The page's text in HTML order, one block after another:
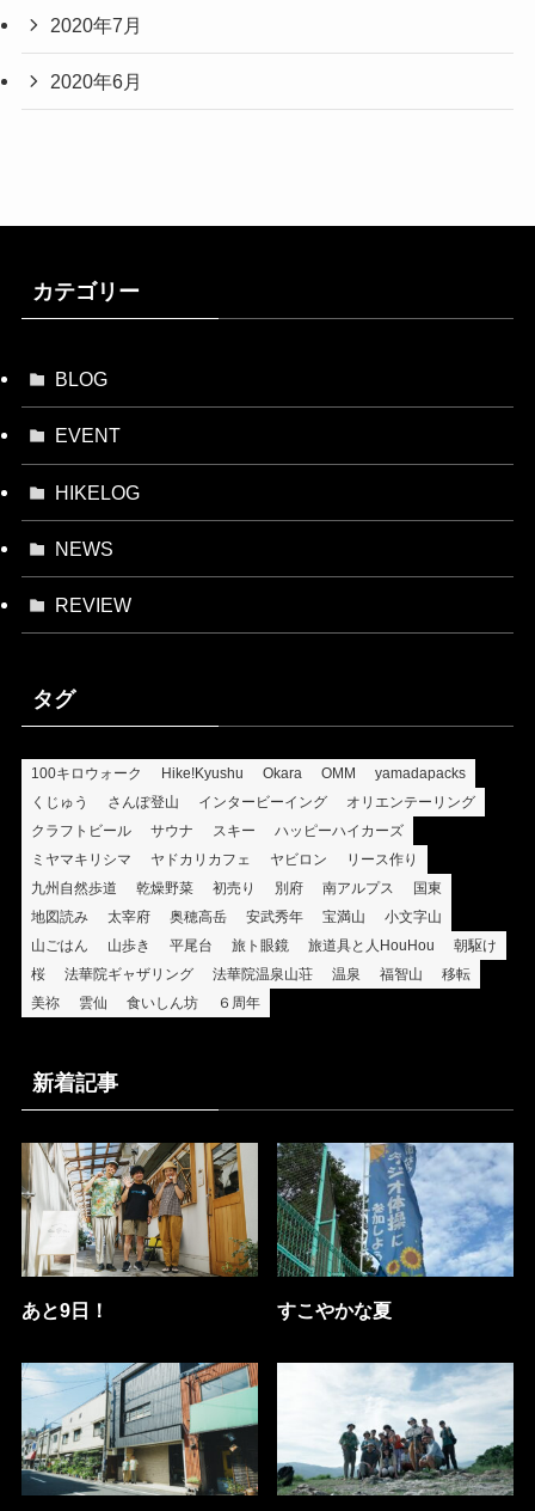
2020年7月
2020年6月
カテゴリー
BLOG
EVENT
HIKELOG
NEWS
REVIEW
タグ
100キロウォーク Hike!Kyushu Okara OMM
yamadapacks
くじゅう
さんぽ登山 インタービーイング
オリエンテーリング
クラフトビール
サウナ スキー
ハッピーハイカーズ
ミヤマキリシマ
ヤドカリカフェ ヤビロン
リース作り
九州自然歩道
乾燥野菜 初売り 別府 南アルプス
国東
地図読み
太宰府 奥穂高岳 安武秀年 宝満山
小文字山
山ごはん
山歩き 平尾台 旅ト眼鏡 旅道具と人HouHou
朝駆け
桜
法華院ギャザリング 法華院温泉山荘 温泉 福智山
移転
美祢
雲仙 食いしん坊 ６周年
新着記事
あと9日！ すこやかな夏